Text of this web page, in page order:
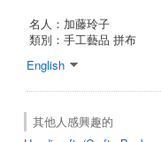
名人：加藤玲子
類別：手工藝品 拼布
English
其他人感興趣的